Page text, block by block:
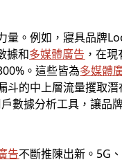
量。例如，寢具品牌
據和多媒體廣告 ，在
。這些皆為多媒體
斗的中上層流量攫取
數據分析工具，讓品
告不斷推陳出新。5G